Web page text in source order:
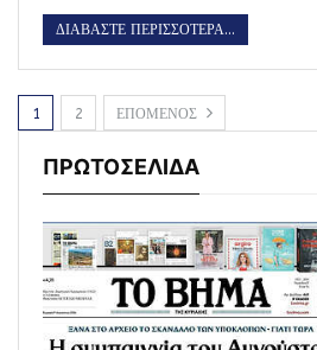
ΔΙΑΒΑΣΤΕ ΠΕΡΙΣΣΟΤΕΡΑ...
1 2 ΕΠΟΜΕΝΟΣ
ΠΡΩΤΟΣΕΛΙΔΑ